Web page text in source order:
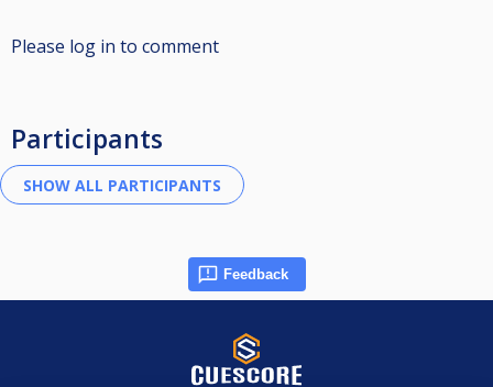
Please log in to comment
Participants
Feedback